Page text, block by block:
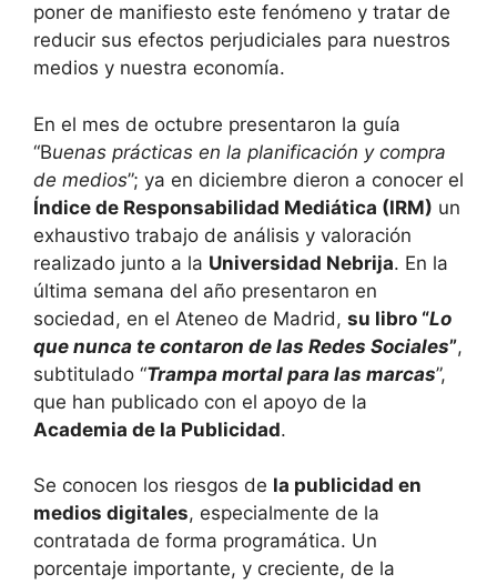
poner de manifiesto este fenómeno y tratar de
reducir sus efectos perjudiciales para nuestros
medios y nuestra economía.
En el mes de octubre presentaron la guía
“Buenas prácticas en la planificación y compra
de medios”; ya en diciembre dieron a conocer el
Índice de Responsabilidad Mediática (IRM) un
exhaustivo trabajo de análisis y valoración
realizado junto a la Universidad Nebrija. En la
última semana del año presentaron en
sociedad, en el Ateneo de Madrid, su libro “Lo
que nunca te contaron de las Redes Sociales”,
subtitulado “Trampa mortal para las marcas”,
que han publicado con el apoyo de la
Academia de la Publicidad.
Se conocen los riesgos de la publicidad en
medios digitales, especialmente de la
contratada de forma programática. Un
porcentaje importante, y creciente, de la